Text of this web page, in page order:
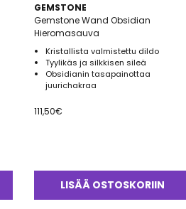
GEMSTONE
Gemstone Wand Obsidian
Hieromasauva
Kristallista valmistettu dildo
Tyylikäs ja silkkisen sileä
Obsidianin tasapainottaa
juurichakraa
111,50€
LISÄÄ OSTOSKORIIN